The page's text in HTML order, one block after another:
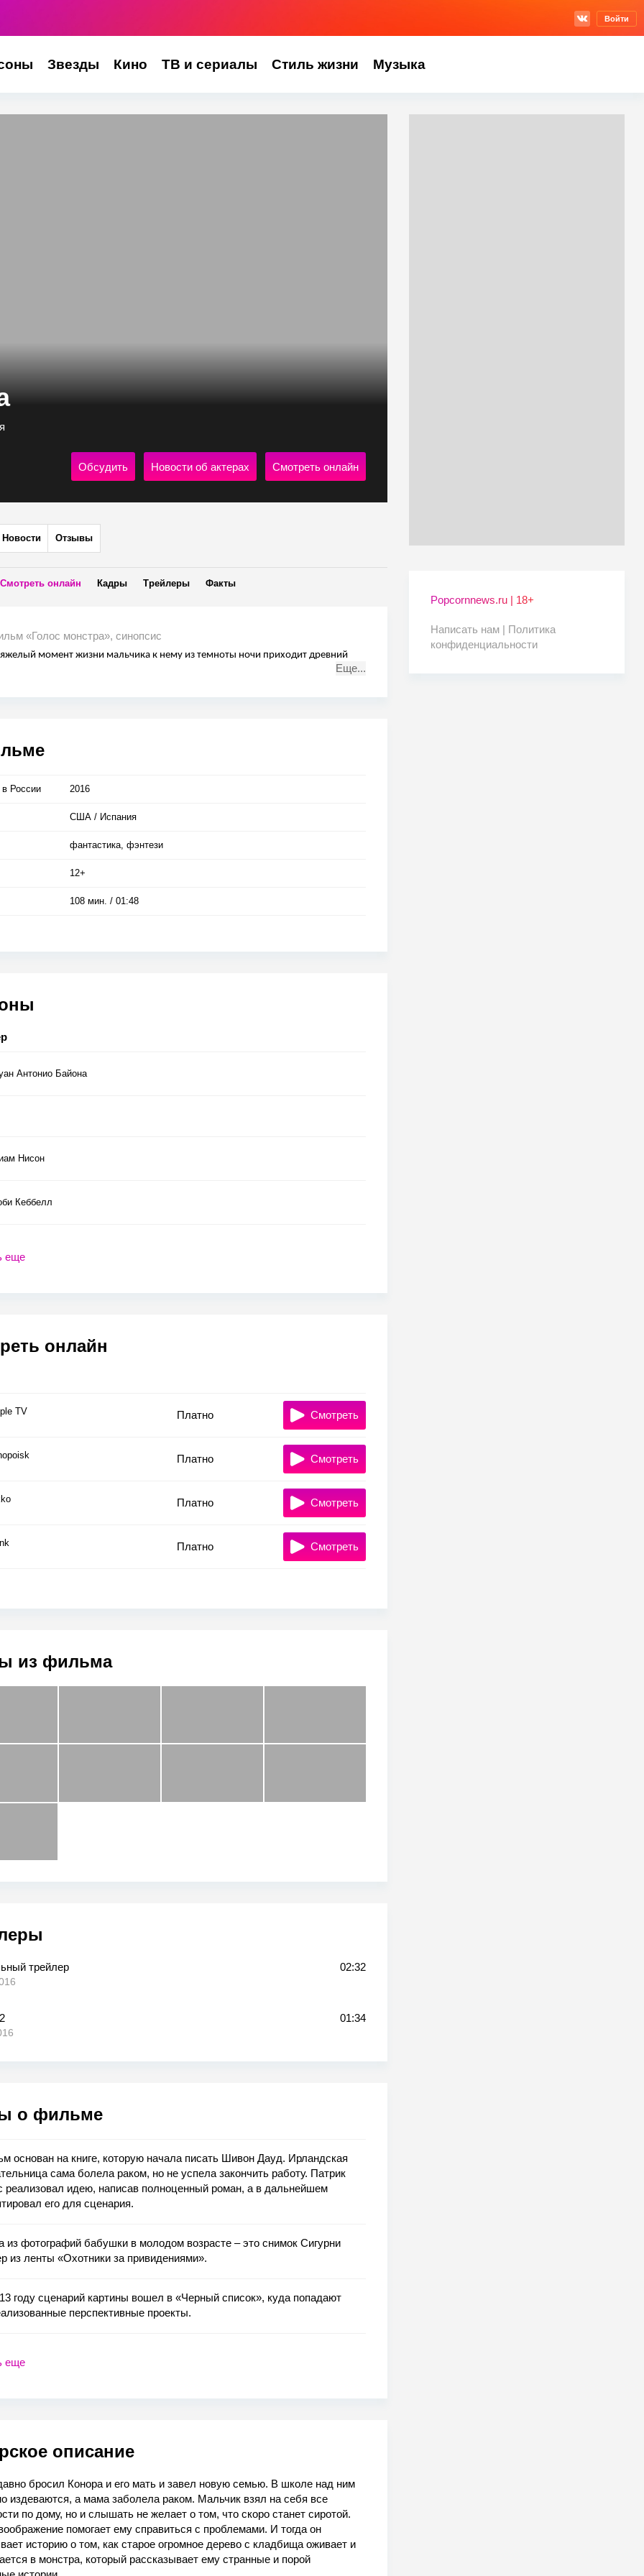
Войти
Звезды Кино ТВ и сериалы Стиль жизни Музыка
Обсудить Новости об актерах Смотреть онлайн
Новости Отзывы
Смотреть онлайн Кадры Трейлеры Факты
«Голос монстра», синопсис
момент жизни мальчика к нему из темноты ночи приходит древний
Еще...
Росcии 2016
США / Испания
фантастика, фэнтези
12+
108 мин. / 01:48
Антонио Байона
Нисон
Кеббелл
еще
онлайн
TV Платно Смотреть
Платно Смотреть
Платно Смотреть
Платно Смотреть
из фильма
трейлер 02:32
01:34
о фильме
основан на книге, которую начала писать Шивон Дауд. Ирландская
сама болела раком, но не успела закончить работу. Патрик
реализовал идею, написав полноценный роман, а в дальнейшем
его для сценария.
из фотографий бабушки в молодом возрасте – это снимок Сигурни
из ленты «Охотники за привидениями».
году сценарий картины вошел в «Черный список», куда попадают
перспективные проекты.
еще
описание
бросил Конора и его мать и завел новую семью. В школе над ним
издеваются, а мама заболела раком. Мальчик взял на себя все
по дому, но и слышать не желает о том, что скоро станет сиротой.
помогает ему справиться с проблемами. И тогда он
историю о том, как старое огромное дерево с кладбища оживает и
в монстра, который рассказывает ему странные и порой
Popcornnews.ru | 18+
Написать нам | Политика
конфиденциальности